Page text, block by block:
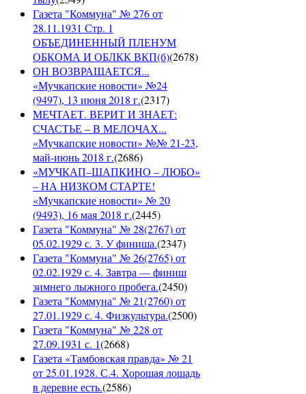
Газета "Коммуна" № 276 от
28.11.1931 Стр. 1
ОБЪЕДИНЕННЫЙ ПЛЕНУМ
ОБКОМА И ОБЛКК ВКП(б)(2678)
ОН ВОЗВРАЩАЕТСЯ...
«Мучкапские новости» №24
(9497), 13 июня 2018 г.(2317)
МЕЧТАЕТ. ВЕРИТ И ЗНАЕТ:
СЧАСТЬЕ – В МЕЛОЧАХ...
«Мучкапские новости» №№ 21-23,
май-июнь 2018 г.(2686)
«МУЧКАП–ШАПКИНО – ЛЮБО»
– НА НИЗКОМ СТАРТЕ!
«Мучкапские новости» № 20
(9493), 16 мая 2018 г.(2445)
Газета "Коммуна" № 28(2767) от
05.02.1929 с. 3. У финиша.(2347)
Газета "Коммуна" № 26(2765) от
02.02.1929 с. 4. Завтра — финиш
зимнего лыжного пробега.(2450)
Газета "Коммуна" № 21(2760) от
27.01.1929 с. 4. Физкультура.(2500)
Газета "Коммуна" № 228 от
27.09.1931 с. 1(2668)
Газета «Тамбовская правда» № 21
от 25.01.1928. С.4. Хорошая лошадь
в деревне есть.(2586)